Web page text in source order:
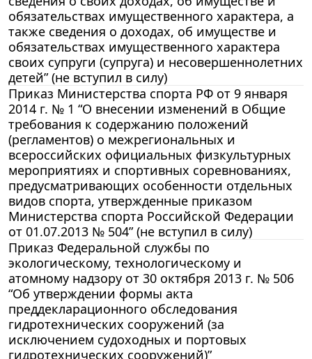
обязательствах имущественного характера, а
также сведения о доходах, об имуществе и
обязательствах имущественного характера
своих супруги (супруга) и несовершеннолетних
детей” (не вступил в силу)
Приказ Министерства спорта РФ от 9 января
2014 г. № 1 “О внесении изменений в Общие
требования к содержанию положений
(регламентов) о межрегиональных и
всероссийских официальных физкультурных
мероприятиях и спортивных соревнованиях,
предусматривающих особенности отдельных
видов спорта, утвержденные приказом
Министерства спорта Российской Федерации
от 01.07.2013 № 504” (не вступил в силу)
Приказ Федеральной службы по
экологическому, технологическому и
атомному надзору от 30 октября 2013 г. № 506
“Об утверждении формы акта
преддекларационного обследования
гидротехнических сооружений (за
исключением судоходных и портовых
гидротехнических сооружений)”